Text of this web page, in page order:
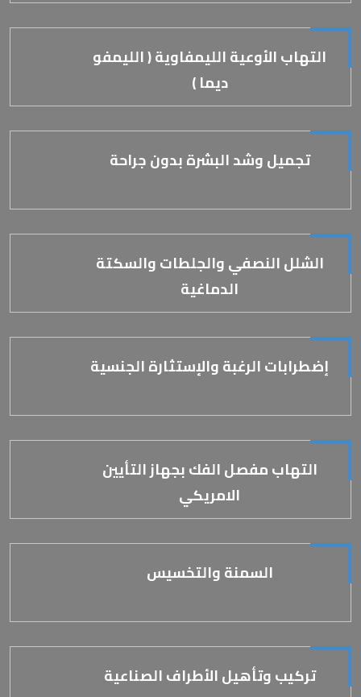
التهاب الأوعية الليمفاوية ( الليمفو
ديما )
تجميل وشد البشرة بدون جراحة
الشلل النصفي والجلطات والسكتة
الدماغية
إضطرابات الرغبة والإستثارة الجنسية
التهاب مفصل الفك بجهاز التأيين
الامريكي
السمنة والتخسيس
تركيب وتأهيل الأطراف الصناعية